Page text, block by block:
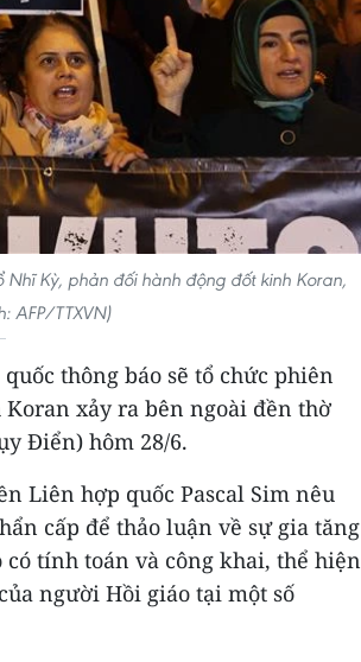
Kỳ, phản đối hành động đốt kinh Koran,
AFP/TTXVN)
thông báo sẽ tổ chức phiên
xảy ra bên ngoài đền thờ
Điển) hôm 28/6.
Liên hợp quốc Pascal Sim nêu
cấp để thảo luận về sự gia tăng
tính toán và công khai, thể hiện
người Hồi giáo tại một số